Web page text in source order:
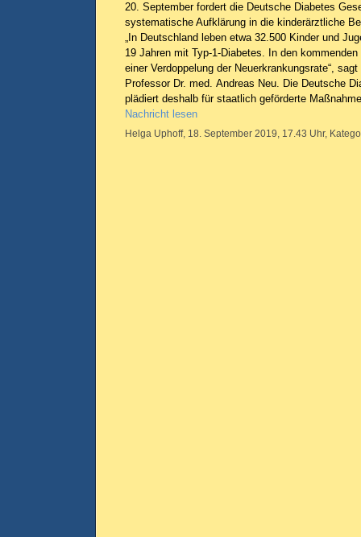
20. September fordert die Deutsche Diabetes
systematische Aufklärung in die kinderärztliche
„In Deutschland leben etwa 32.500 Kinder und
19 Jahren mit Typ-1-Diabetes. In den
einer Verdoppelung der Neuerkrankungsrate“,
Professor Dr. med. Andreas Neu. Die Deutsche
plädiert deshalb für staatlich geförderte
Nachricht lesen
Helga Uphoff, 18. September 2019, 17.43 Uhr,